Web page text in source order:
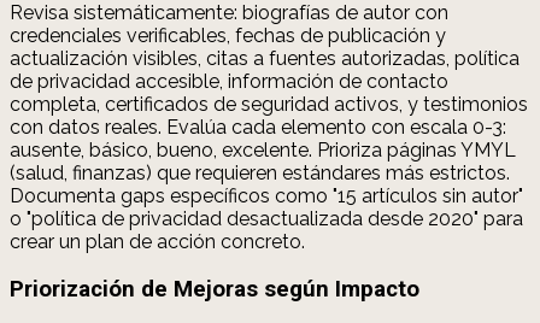
Revisa sistemáticamente: biografías de autor con
credenciales verificables, fechas de publicación y
actualización visibles, citas a fuentes autorizadas, política
de privacidad accesible, información de contacto
completa, certificados de seguridad activos, y testimonios
con datos reales. Evalúa cada elemento con escala 0-3:
ausente, básico, bueno, excelente. Prioriza páginas YMYL
(salud, finanzas) que requieren estándares más estrictos.
Documenta gaps específicos como "15 artículos sin autor"
o "política de privacidad desactualizada desde 2020" para
crear un plan de acción concreto.
Priorización de Mejoras según Impacto